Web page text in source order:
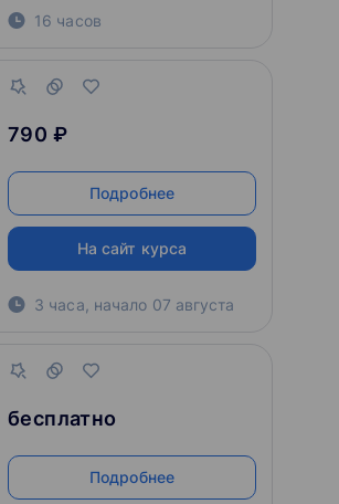
16 часов
790 ₽
Подробнее
На сайт курса
3 часа начало 07 августа
бесплатно
Подробнее